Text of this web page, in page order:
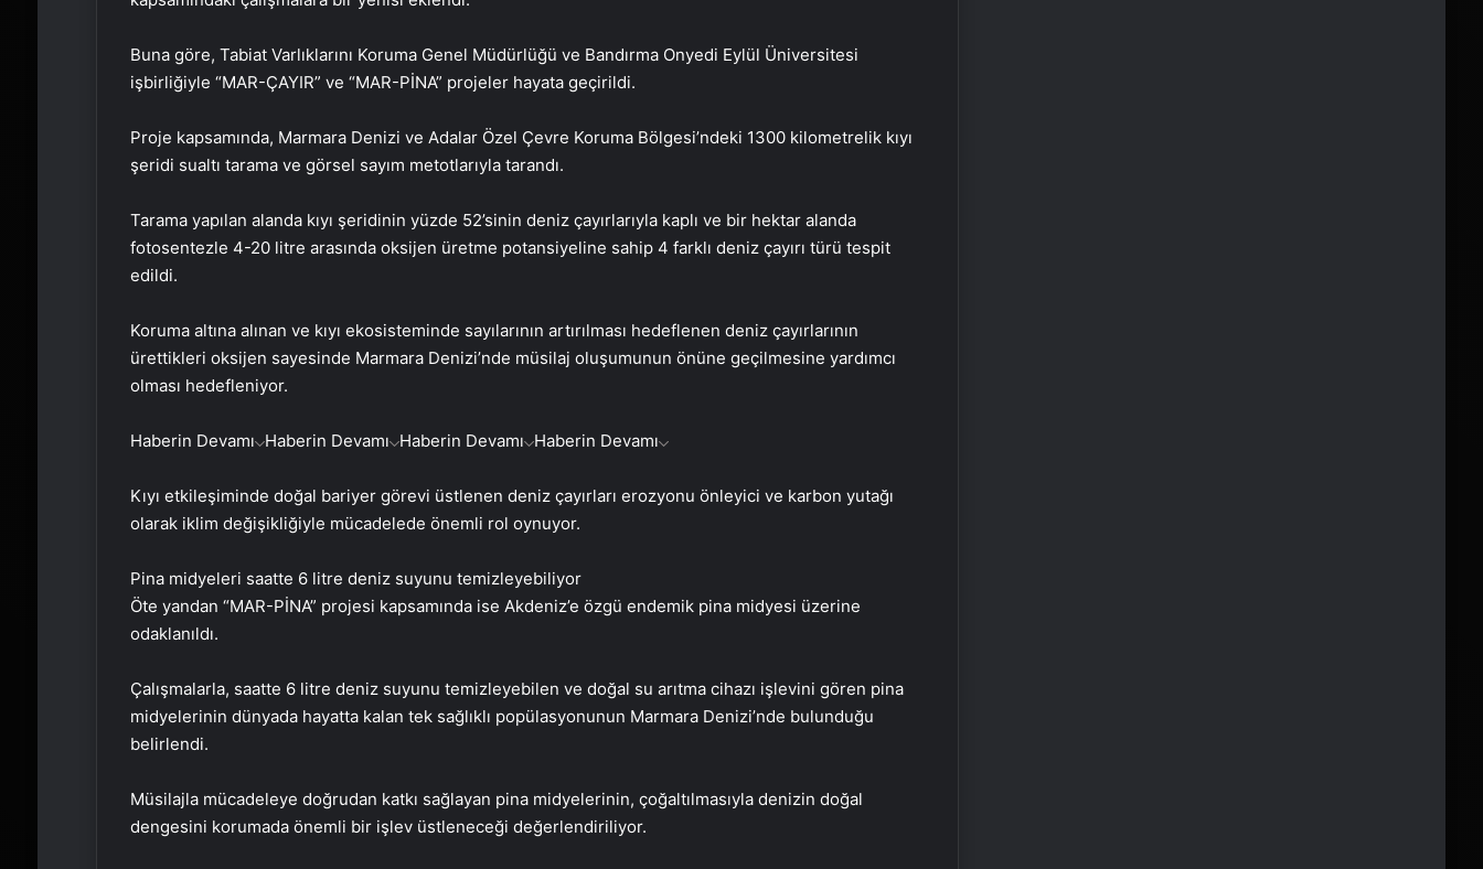
Buna göre, Tabiat Varlıklarını Koruma Genel Müdürlüğü ve Bandırma Onyedi Eylül Üniversitesi
işbirliğiyle “MAR-ÇAYIR” ve “MAR-PİNA” projeler hayata geçirildi.
Proje kapsamında, Marmara Denizi ve Adalar Özel Çevre Koruma Bölgesi’ndeki 1300 kilometrelik kıyı
şeridi sualtı tarama ve görsel sayım metotlarıyla tarandı.
Tarama yapılan alanda kıyı şeridinin yüzde 52’sinin deniz çayırlarıyla kaplı ve bir hektar alanda
fotosentezle 4-20 litre arasında oksijen üretme potansiyeline sahip 4 farklı deniz çayırı türü tespit
edildi.
Koruma altına alınan ve kıyı ekosisteminde sayılarının artırılması hedeflenen deniz çayırlarının
ürettikleri oksijen sayesinde Marmara Denizi’nde müsilaj oluşumunun önüne geçilmesine yardımcı
olması hedefleniyor.
Haberin Devamı Haberin Devamı Haberin Devamı Haberin Devamı
Kıyı etkileşiminde doğal bariyer görevi üstlenen deniz çayırları erozyonu önleyici ve karbon yutağı
olarak iklim değişikliğiyle mücadelede önemli rol oynuyor.
Pina midyeleri saatte 6 litre deniz suyunu temizleyebiliyor
Öte yandan “MAR-PİNA” projesi kapsamında ise Akdeniz’e özgü endemik pina midyesi üzerine
odaklanıldı.
Çalışmalarla, saatte 6 litre deniz suyunu temizleyebilen ve doğal su arıtma cihazı işlevini gören pina
midyelerinin dünyada hayatta kalan tek sağlıklı popülasyonunun Marmara Denizi’nde bulunduğu
belirlendi.
Müsilajla mücadeleye doğrudan katkı sağlayan pina midyelerinin, çoğaltılmasıyla denizin doğal
dengesini korumada önemli bir işlev üstleneceği değerlendiriliyor.